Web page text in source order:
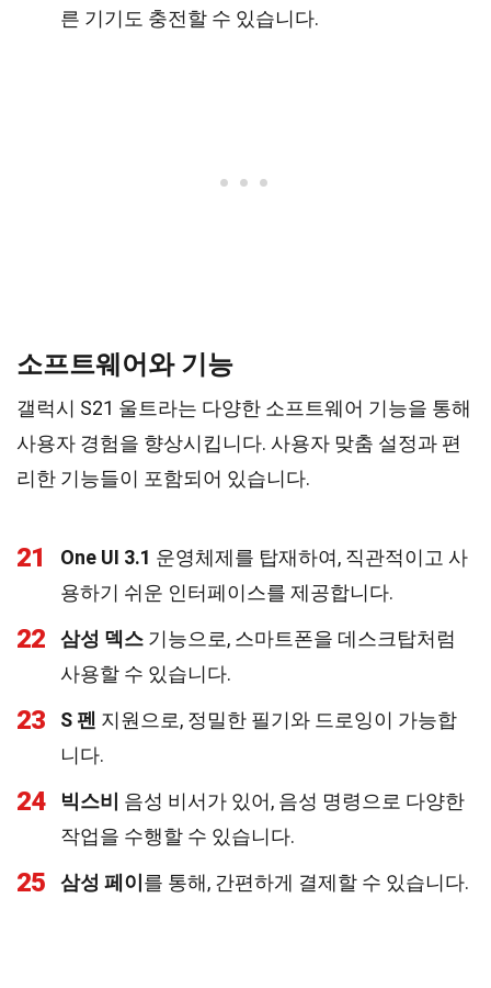
른 기기도 충전할 수 있습니다.
소프트웨어와 기능
갤럭시 S21 울트라는 다양한 소프트웨어 기능을 통해
사용자 경험을 향상시킵니다. 사용자 맞춤 설정과 편
리한 기능들이 포함되어 있습니다.
21 One UI 3.1 운영체제를 탑재하여, 직관적이고 사
용하기 쉬운 인터페이스를 제공합니다.
22 삼성 덱스 기능으로, 스마트폰을 데스크탑처럼
사용할 수 있습니다.
23 S 펜 지원으로, 정밀한 필기와 드로잉이 가능합
니다.
24 빅스비 음성 비서가 있어, 음성 명령으로 다양한
작업을 수행할 수 있습니다.
25 삼성 페이 를 통해, 간편하게 결제할 수 있습니다.